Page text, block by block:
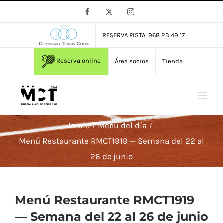
Facebook Instagram
RESERVA PISTA: 968 23 49 17
Reserva online Área socios Tienda
Inicio
Menú del día
Menú Restaurante RMCT1919 — Semana del 22 al
26 de junio
Menú Restaurante RMCT1919
— Semana del 22 al 26 de junio